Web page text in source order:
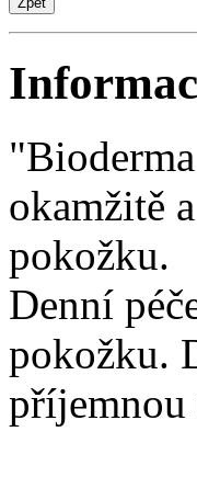
okamžitě
pokožku.
Denní
pokožku.
příjemnou